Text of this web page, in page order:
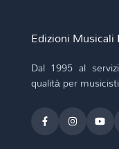
Edizioni Musicali
Dal 1995 al
qualità per